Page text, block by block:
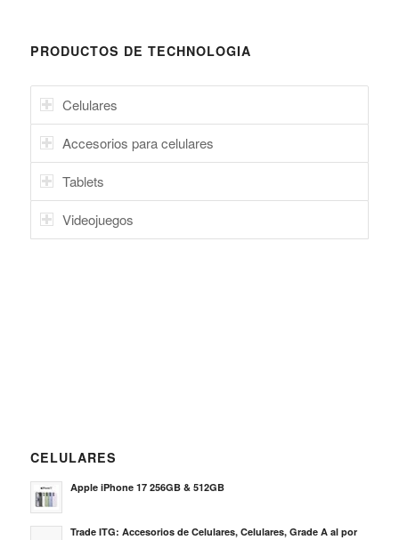
PRODUCTOS DE TECHNOLOGIA
Celulares
Accesorios para celulares
Tablets
Videojuegos
CELULARES
Apple iPhone 17 256GB & 512GB
Trade ITG: Accesorios de Celulares, Celulares, Grade A al por